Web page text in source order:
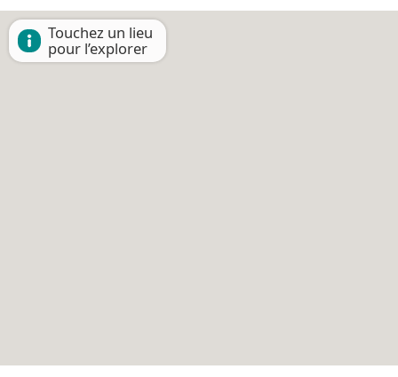
Touchez un lieu
pour l’explorer